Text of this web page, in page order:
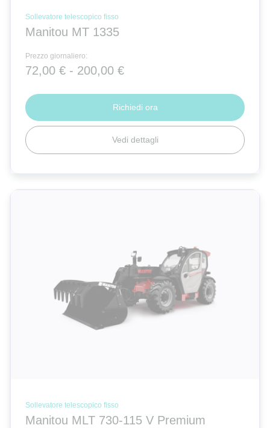
Sollevatore telescopico fisso
Manitou MT 1335
Prezzo giornaliero:
72,00 € - 200,00 €
Vedi dettagli
Richiedi ora
Sollevatore telescopico fisso
Manitou MLT 730-115 V Premium